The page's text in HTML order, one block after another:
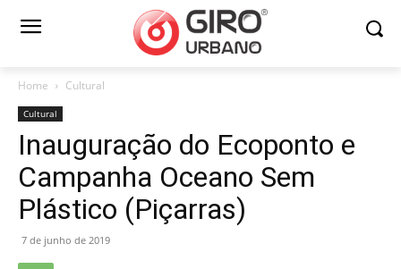
Home Cultural
Cultural
Inauguração do Ecoponto e
Campanha Oceano Sem
Plástico (Piçarras)
7 de junho de 2019